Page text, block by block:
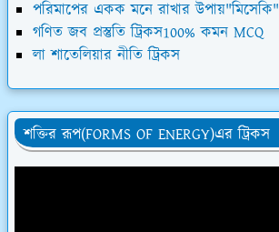
পরিমাপের একক মনে রাখার উপায়"মিসেকি"
গণিত জব প্রস্তুতি ট্রিকস100% কমন MCQ
লা শাতেলিয়ার নীতি ট্রিকস
শক্তির রূপ(FORMS OF ENERGY)এর ট্রিকস